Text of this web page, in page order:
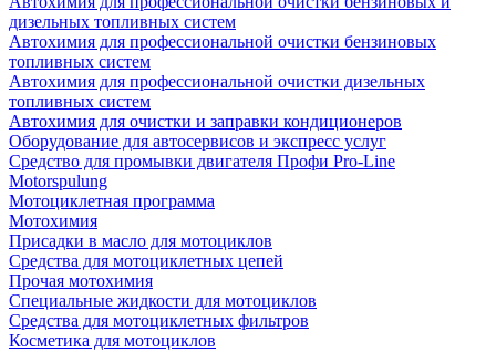
дизельных топливных систем
Автохимия для профессиональной очистки бензиновых
топливных систем
Автохимия для профессиональной очистки дизельных
топливных систем
Автохимия для очистки и заправки кондиционеров
Оборудование для автосервисов и экспресс услуг
Средство для промывки двигателя Профи Pro-Line
Motorspulung
Мотоциклетная программа
Мотохимия
Присадки в масло для мотоциклов
Средства для мотоциклетных цепей
Прочая мотохимия
Специальные жидкости для мотоциклов
Средства для мотоциклетных фильтров
Косметика для мотоциклов